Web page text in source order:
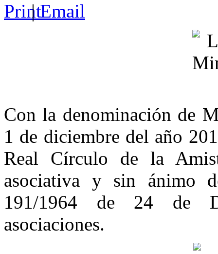
|
Con la denominación de
1 de diciembre del año
Real Círculo de la
asociativa y sin ánimo
191/1964 de 24 de
asociaciones.